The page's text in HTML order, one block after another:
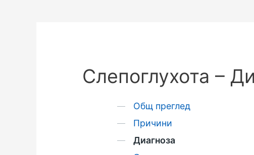
Слепоглухота –
Общ преглед
Причини
Диагноза